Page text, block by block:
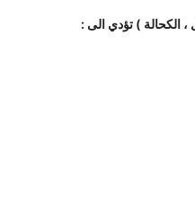
، الكحالة ) تؤدي الى :